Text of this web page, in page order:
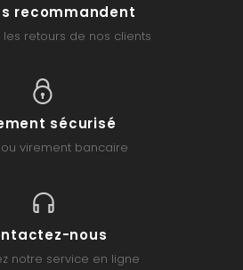
recommandent
les retours de nos clients
sécurisé
ou virement bancaire
nous
notre service en ligne